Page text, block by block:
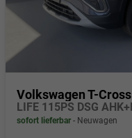
Volkswagen T-Cross
sofort lieferbar Neuwagen